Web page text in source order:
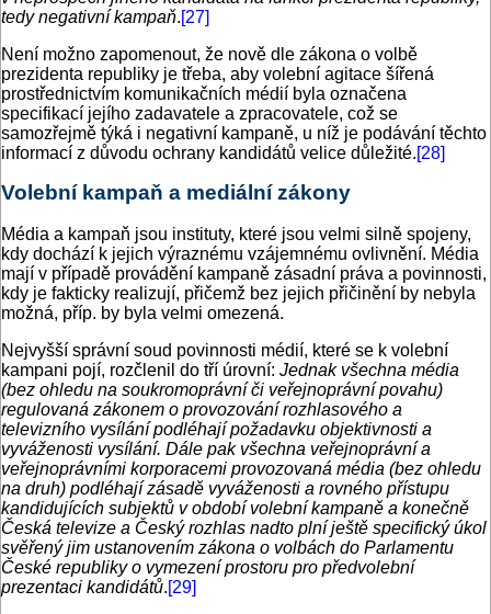
tedy negativní kampaň.[27]
Není možno zapomenout, že nově dle zákona o volbě
prezidenta republiky je třeba, aby volební agitace šířená
prostřednictvím komunikačních médií byla označena
specifikací jejího zadavatele a zpracovatele, což se
samozřejmě týká i negativní kampaně, u níž je podávání těchto
informací z důvodu ochrany kandidátů velice důležité.[28]
Volební kampaň a mediální zákony
Média a kampaň jsou instituty, které jsou velmi silně spojeny,
kdy dochází k jejich výraznému vzájemnému ovlivnění. Média
mají v případě provádění kampaně zásadní práva a povinnosti,
kdy je fakticky realizují, přičemž bez jejich přičinění by nebyla
možná, příp. by byla velmi omezená.
Nejvyšší správní soud povinnosti médií, které se k volební
kampani pojí, rozčlenil do tří úrovní: Jednak všechna média
(bez ohledu na soukromoprávní či veřejnoprávní povahu)
regulovaná zákonem o provozování rozhlasového a
televizního vysílání podléhají požadavku objektivnosti a
vyváženosti vysílání. Dále pak všechna veřejnoprávní a
veřejnoprávními korporacemi provozovaná média (bez ohledu
na druh) podléhají zásadě vyváženosti a rovného přístupu
kandidujících subjektů v období volební kampaně a konečně
Česká televize a Český rozhlas nadto plní ještě specifický úkol
svěřený jim ustanovením zákona o volbách do Parlamentu
České republiky o vymezení prostoru pro předvolební
prezentaci kandidátů.[29]